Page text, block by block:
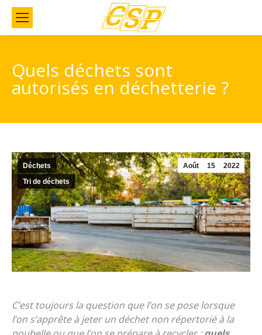
Quels déchets sont
autorisés en déchetterie ?
Août 15 2022
Déchets
Tri de déchets
C’est toujours la question que l’on se pose lorsque
l’on s’apprête à jeter un déchet non répertorié à la